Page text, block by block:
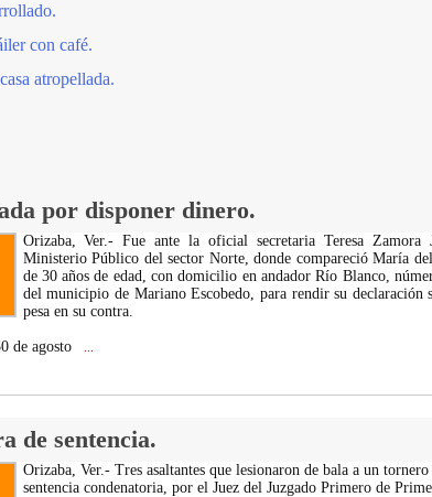
con café.
atropellada.
por disponer dinero.
Orizaba, Ver.- Fue ante la oficial secretaria Teresa Zamora
Ministerio Público del sector Norte, donde compareció María
de 30 años de edad, con domicilio en andador Río Blanco,
del municipio de Mariano Escobedo, para rendir su declaración
pesa en su contra.
de agosto
de sentencia.
Orizaba, Ver.- Tres asaltantes que lesionaron de bala a un tornero
sentencia condenatoria, por el Juez del Juzgado Primero de